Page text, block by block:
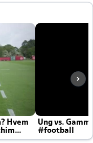
Hvem
Ung vs.
#football